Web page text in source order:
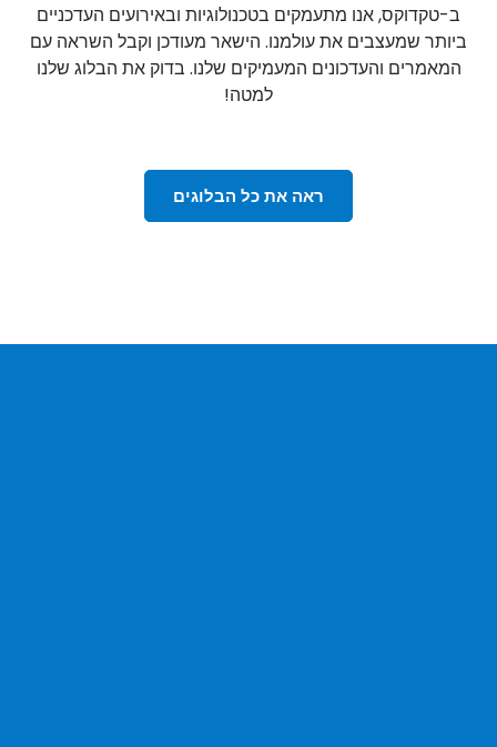
ב-טקדוקס, אנו מתעמקים בטכנולוגיות ובאירועים העדכניים
ביותר שמעצבים את עולמנו. הישאר מעודכן וקבל השראה עם
המאמרים והעדכונים המעמיקים שלנו. בדוק את הבלוג שלנו
למטה!
ראה את כל הבלוגים